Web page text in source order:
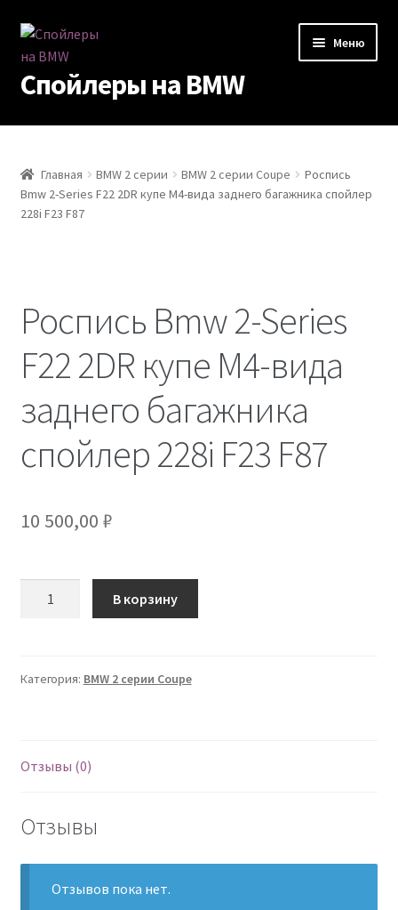
Перейти
к
навигации
Перейти
к
содержимому
Спойлеры на BMW
Меню
Спойлеры
Оплата
Доставка
Услуги
Отзывы
Контакты
Главная BMW 2 серии BMW 2 серии Coupe
Роспись
Bmw 2-Series F22 2DR купе M4-вида заднего багажника спойлер
228i F23 F87
Роспись Bmw 2-Series
F22 2DR купе M4-вида
заднего багажника
спойлер 228i F23 F87
10 500,00 ₽
В корзину
Категория: BMW 2 серии Coupe
Отзывы (0)
Отзывы
Отзывов пока нет.